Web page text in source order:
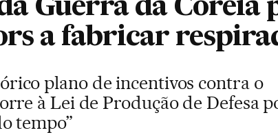
Guerra da Coreia
a fabricar
plano de incentivos contra o
à Lei de Produção de Defesa
tempo”